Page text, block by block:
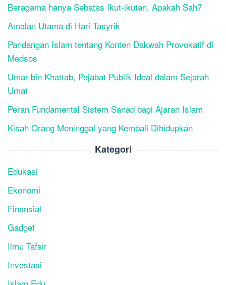
Beragama hanya Sebatas Ikut-ikutan, Apakah Sah?
Amalan Utama di Hari Tasyrik
Pandangan Islam tentang Konten Dakwah Provokatif di
Medsos
Umar bin Khattab, Pejabat Publik Ideal dalam Sejarah
Umat
Peran Fundamental Sistem Sanad bagi Ajaran Islam
Kisah Orang Meninggal yang Kembali Dihidupkan
Kategori
Edukasi
Ekonomi
Finansial
Gadget
Ilmu Tafsir
Investasi